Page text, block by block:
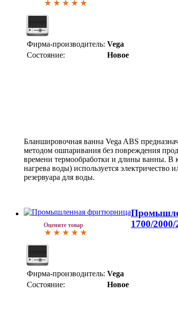
Фирма-производитель: Vega
Состояние:
Новое
Бланшировочная ванна Vega ABS
методом ошпаривания без повреждения
времени термообработки и длины ванны. В
нагрева воды) используется
резервуара для воды.
Оцените товар
1700/2000/
Фирма-производитель: Vega
Состояние:
Новое